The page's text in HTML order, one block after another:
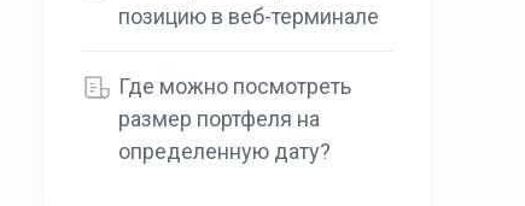
позицию в веб-терминале
Где можно посмотреть
размер портфеля на
определенную дату?